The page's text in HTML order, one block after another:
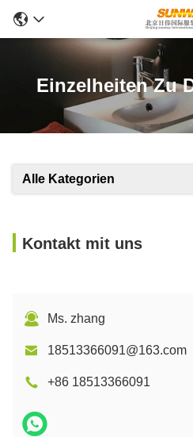
Einzelheiten Zu
Alle Kategorien
Kontakt mit uns
Ms. zhang
18513366091@163.com
+86 18513366091